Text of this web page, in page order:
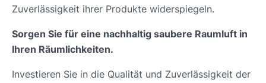
Zuverlässigkeit ihrer Produkte widerspiegeln.
Sorgen Sie für eine nachhaltig saubere Raumluft in
Ihren Räumlichkeiten.
Investieren Sie in die Qualität und Zuverlässigkeit der